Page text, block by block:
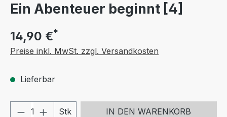
Ein Abenteuer beginnt [4]
14,90 €*
Preise inkl. MwSt. zzgl. Versandkosten
Lieferbar
Produkt Anzahl: Gib den
Stk IN DEN WARENKORB